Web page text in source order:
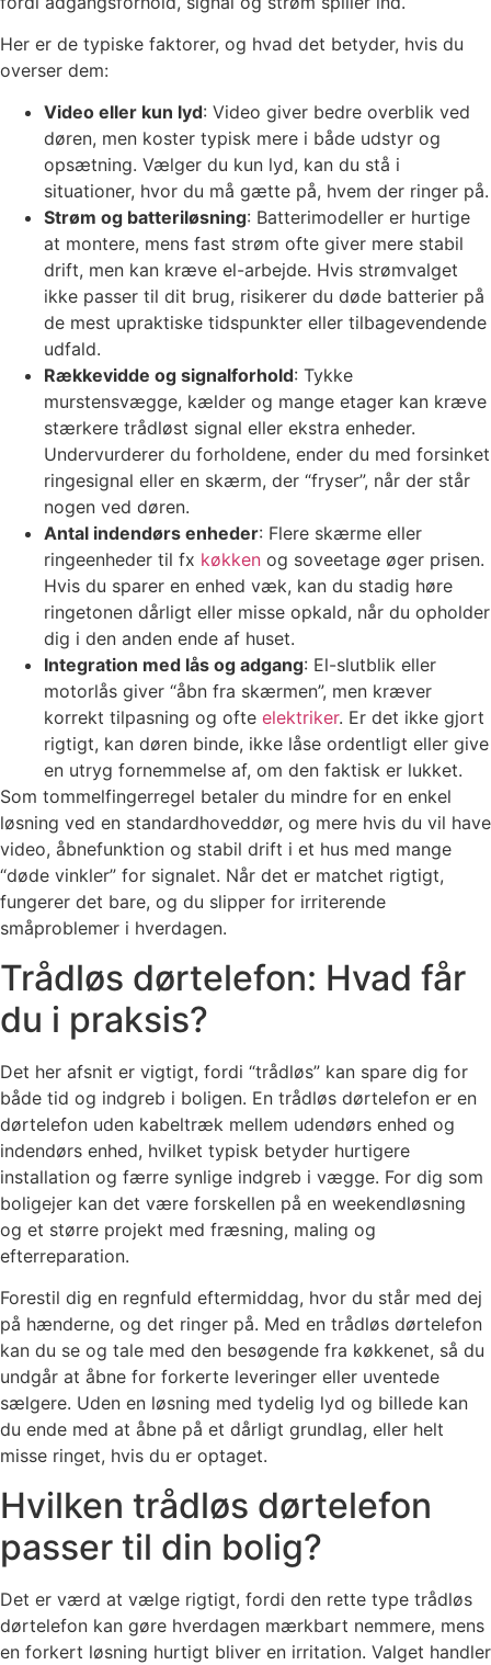
Her er de typiske faktorer, og hvad det betyder, hvis du
overser dem:
Video eller kun lyd: Video giver bedre overblik ved
døren, men koster typisk mere i både udstyr og
opsætning. Vælger du kun lyd, kan du stå i
situationer, hvor du må gætte på, hvem der ringer på.
Strøm og batteriløsning: Batterimodeller er hurtige
at montere, mens fast strøm ofte giver mere stabil
drift, men kan kræve el-arbejde. Hvis strømvalget
ikke passer til dit brug, risikerer du døde batterier på
de mest upraktiske tidspunkter eller tilbagevendende
udfald.
Rækkevidde og signalforhold: Tykke
murstensvægge, kælder og mange etager kan kræve
stærkere trådløst signal eller ekstra enheder.
Undervurderer du forholdene, ender du med forsinket
ringesignal eller en skærm, der “fryser”, når der står
nogen ved døren.
Antal indendørs enheder: Flere skærme eller
ringeenheder til fx køkken og soveetage øger prisen.
Hvis du sparer en enhed væk, kan du stadig høre
ringetonen dårligt eller misse opkald, når du opholder
dig i den anden ende af huset.
Integration med lås og adgang: El-slutblik eller
motorlås giver “åbn fra skærmen”, men kræver
korrekt tilpasning og ofte elektriker. Er det ikke gjort
rigtigt, kan døren binde, ikke låse ordentligt eller give
en utryg fornemmelse af, om den faktisk er lukket.
Som tommelfingerregel betaler du mindre for en enkel
løsning ved en standardhoveddør, og mere hvis du vil have
video, åbnefunktion og stabil drift i et hus med mange
“døde vinkler” for signalet. Når det er matchet rigtigt,
fungerer det bare, og du slipper for irriterende
småproblemer i hverdagen.
Trådløs dørtelefon: Hvad får
du i praksis?
Det her afsnit er vigtigt, fordi “trådløs” kan spare dig for
både tid og indgreb i boligen. En trådløs dørtelefon er en
dørtelefon uden kabeltræk mellem udendørs enhed og
indendørs enhed, hvilket typisk betyder hurtigere
installation og færre synlige indgreb i vægge. For dig som
boligejer kan det være forskellen på en weekendløsning
og et større projekt med fræsning, maling og
efterreparation.
Forestil dig en regnfuld eftermiddag, hvor du står med dej
på hænderne, og det ringer på. Med en trådløs dørtelefon
kan du se og tale med den besøgende fra køkkenet, så du
undgår at åbne for forkerte leveringer eller uventede
sælgere. Uden en løsning med tydelig lyd og billede kan
du ende med at åbne på et dårligt grundlag, eller helt
misse ringet, hvis du er optaget.
Hvilken trådløs dørtelefon
passer til din bolig?
Det er værd at vælge rigtigt, fordi den rette type trådløs
dørtelefon kan gøre hverdagen mærkbart nemmere, mens
en forkert løsning hurtigt bliver en irritation. Valget handler